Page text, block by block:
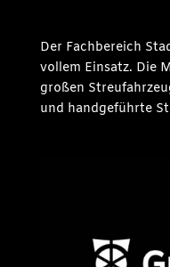
Der Fachbereich
vollem Einsatz. Die
großen
und handgeführte